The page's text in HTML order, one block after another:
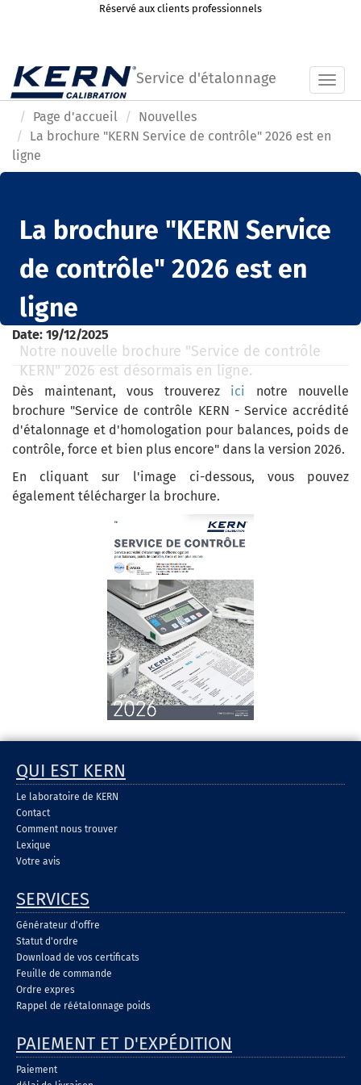
Réservé aux clients professionnels
Service d'étalonnage
Page d'accueil
Nouvelles
La brochure "KERN Service de contrôle" 2026 est en
ligne
La brochure "KERN Service
de contrôle" 2026 est en
ligne
Notre nouvelle brochure "Service de contrôle
KERN" 2026 est désormais en ligne.
Date: 19/12/2025
Dès maintenant, vous trouverez ici notre nouvelle
brochure "Service de contrôle KERN - Service accrédité
d'étalonnage et d'homologation pour balances, poids de
contrôle, force et bien plus encore" dans la version 2026.
En cliquant sur l'image ci-dessous, vous pouvez
également télécharger la brochure.
QUI EST KERN
Le laboratoire de KERN
Contact
Comment nous trouver
Lexique
Votre avis
SERVICES
Générateur d'offre
Statut d'ordre
Download de vos certificats
Feuille de commande
Ordre expres
Rappel de réétalonnage poids
PAIEMENT ET D'EXPÉDITION
Paiement